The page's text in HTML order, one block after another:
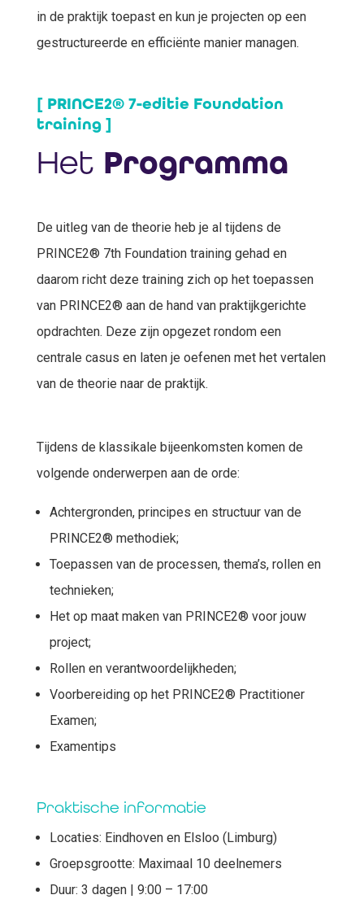
in de praktijk toepast en kun je projecten op een
gestructureerde en efficiënte manier managen.
[ PRINCE2® 7-editie Foundation
training ]
Het Programma
De uitleg van de theorie heb je al tijdens de
PRINCE2® 7th Foundation training gehad en
daarom richt deze training zich op het toepassen
van PRINCE2® aan de hand van praktijkgerichte
opdrachten. Deze zijn opgezet rondom een
centrale casus en laten je oefenen met het vertalen
van de theorie naar de praktijk.
Tijdens de klassikale bijeenkomsten komen de
volgende onderwerpen aan de orde:
Achtergronden, principes en structuur van de
PRINCE2® methodiek;
Toepassen van de processen, thema’s, rollen en
technieken;
Het op maat maken van PRINCE2® voor jouw
project;
Rollen en verantwoordelijkheden;
Voorbereiding op het PRINCE2® Practitioner
Examen;
Examentips
Praktische informatie
Locaties: Eindhoven en Elsloo (Limburg)
Groepsgrootte: Maximaal 10 deelnemers
Duur: 3 dagen | 9:00 – 17:00